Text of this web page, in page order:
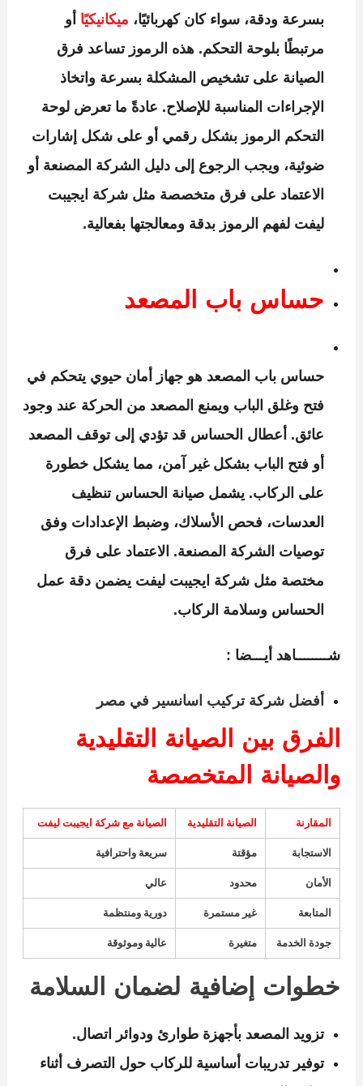
بسرعة ودقة، سواء كان كهربائيًا، ميكانيكيًا أو
مرتبطًا بلوحة التحكم. هذه الرموز تساعد فرق
الصيانة على تشخيص المشكلة بسرعة واتخاذ
الإجراءات المناسبة للإصلاح. عادةً ما تعرض لوحة
التحكم الرموز بشكل رقمي أو على شكل إشارات
ضوئية، ويجب الرجوع إلى دليل الشركة المصنعة أو
الاعتماد على فرق متخصصة مثل شركة ايجيبت
ليفت لفهم الرموز بدقة ومعالجتها بفعالية.
حساس باب المصعد
حساس باب المصعد هو جهاز أمان حيوي يتحكم في
فتح وغلق الباب ويمنع المصعد من الحركة عند وجود
عائق. أعطال الحساس قد تؤدي إلى توقف المصعد
أو فتح الباب بشكل غير آمن، مما يشكل خطورة
على الركاب. يشمل صيانة الحساس تنظيف
العدسات، فحص الأسلاك، وضبط الإعدادات وفق
توصيات الشركة المصنعة. الاعتماد على فرق
مختصة مثل شركة ايجيبت ليفت يضمن دقة عمل
الحساس وسلامة الركاب.
شــــــــاهد أيـــضا :
أفضل شركة تركيب اسانسير في مصر
الفرق بين الصيانة التقليدية
والصيانة المتخصصة
المقارنة الصيانة التقليدية
الصيانة مع شركة ايجيبت ليفت
الاستجابة
مؤقتة
سريعة واحترافية
الأمان
محدود
عالي
المتابعة
غير مستمرة
دورية ومنتظمة
جودة الخدمة
متغيرة عالية وموثوقة
خطوات إضافية لضمان السلامة
تزويد المصعد بأجهزة طوارئ ودوائر اتصال.
توفير تدريبات أساسية للركاب حول التصرف أثناء